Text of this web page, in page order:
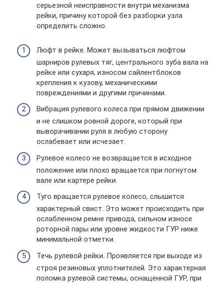
серьезной неисправности внутри механизма
рейки, причину которой без разборки узла
определить сложно.
Люфт в рейке. Может вызываться люфтом
шарниров рулевых тяг, центрального зуба вала на
рейке или сухаря, износом сайлентблоков
крепления к кузову, механическими
повреждениями и другими причинами.
Вибрация рулевого колеса при прямом движении
и не слишком ровной дороге, который при
выворачивании руля в любую сторону
ослабевает или исчезает.
Рулевое колесо не возвращается в исходное
положение или плохо вращается при погнутом
вале или картере рейки.
Туго вращается рулевое колесо, слышится
характерный свист. Это может происходить при
ослабленном ремне привода, сильном износе
роторной пары или уровне жидкости ГУР ниже
минимальной отметки.
Течь рулевой рейки. Проявляется при выходе из
строя резиновых уплотнителей. Это характерная
поломка рулевой системы, оснащенной ГУР, при